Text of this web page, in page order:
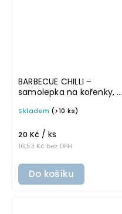
BARBECUE CHILLI –
samolepka na kořenky, 5
Skladem (>10 ks)
16,53 Kč bez DPH
20 Kč / ks
Do košíku